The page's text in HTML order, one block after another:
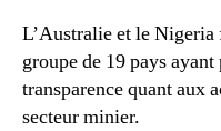
L’Australie et le
groupe de 19 pays
transparence quant aux
secteur minier.